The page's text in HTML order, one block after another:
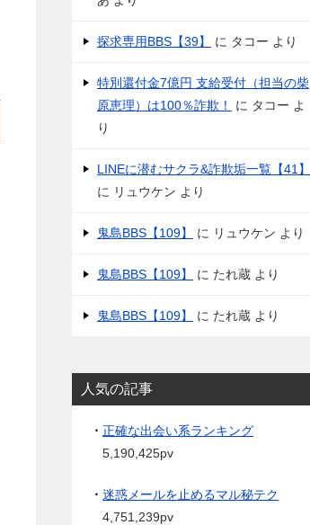
探求専用BBS【39】 に タコー より
特別還付金7億円 支給受付（担当の柴
原恵理）は100％詐欺！
に タコー よ
り
LINEに潜むサクラ&詐欺垢一覧【41】
に リュウケン より
鬼島BBS【109】 に リュウケン より
鬼島BBS【109】 に たれ蔵 より
鬼島BBS【109】 に たれ蔵 より
人気の記事
・ 正確な出会い系ランキング
5,190,425pv
・ 迷惑メールを止めるマル秘テク
4,751,239pv